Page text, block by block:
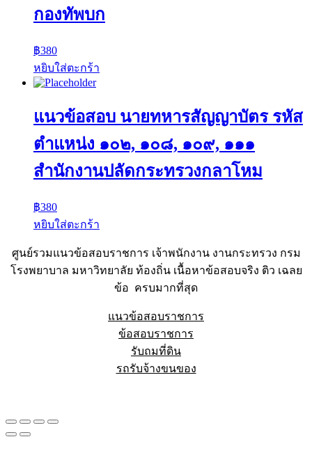
กองทัพบก
฿380
หยิบใส่ตะกร้า
แนวข้อสอบ นายทหารสัญญาบัตร รหัส
ตำแหน่ง ๑๐๒, ๑๐๘, ๑๐๙, ๑๑๑
สำนักงานปลัดกระทรวงกลาโหม
฿380
หยิบใส่ตะกร้า
ศูนย์รวมแนวข้อสอบราชการ เจ้าพนักงาน งานกระทรวง กรม
โรงพยาบาล มหาวิทยาลัย ท้องถิ่น เนื้อหาข้อสอบจริง ติว เฉลย
ข้อ ครบมากที่สุด
แนวข้อสอบราชการ
ข้อสอบราชการ
รับถมที่ดิน
รถรับจ้างขนของ